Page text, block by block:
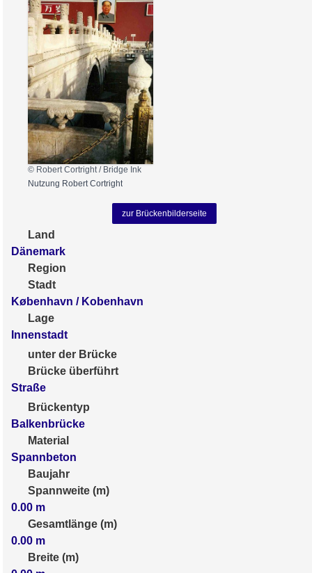
© Robert Cortright / Bridge Ink
Nutzung Robert Cortright
zur Brückenbilderseite
Land
Dänemark
Region
Stadt
København / Kobenhavn
Lage
Innenstadt
unter der Brücke
Brücke überführt
Straße
Brückentyp
Balkenbrücke
Material
Spannbeton
Baujahr
Spannweite (m)
0.00 m
Gesamtlänge (m)
0.00 m
Breite (m)